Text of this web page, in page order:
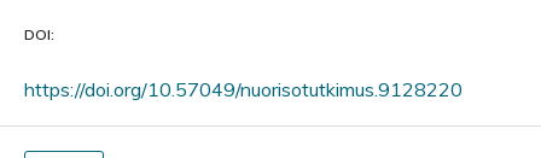
DOI:
https://doi.org/10.57049/nuorisotutkimus.9128220